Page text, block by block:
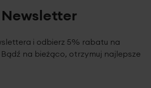
Newsletter
i odbierz 5% rabatu na
na bieżąco, otrzymuj najlepsze